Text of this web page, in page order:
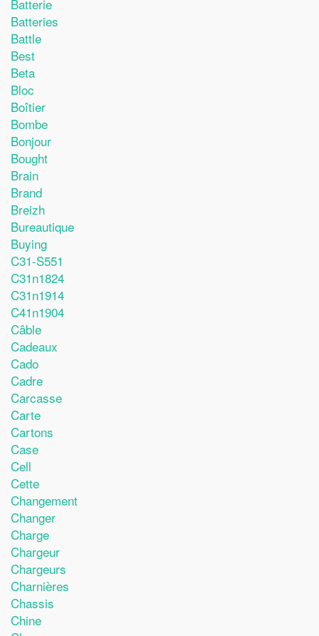
Batterie
Batteries
Battle
Best
Beta
Bloc
Boîtier
Bombe
Bonjour
Bought
Brain
Brand
Breizh
Bureautique
Buying
C31-S551
C31n1824
C31n1914
C41n1904
Câble
Cadeaux
Cado
Cadre
Carcasse
Carte
Cartons
Case
Cell
Cette
Changement
Changer
Charge
Chargeur
Chargeurs
Charnières
Chassis
Chine